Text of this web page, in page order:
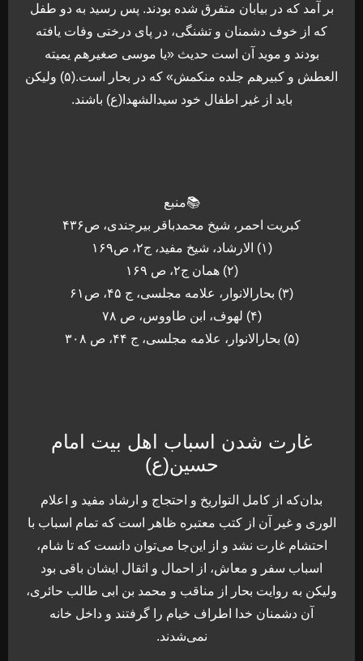
بر آمد که در بیابان متفرق شده بودند. پس رسید به دو طفل
که از خوف دشمنان و تشنگی، در پای درختی وفات یافته
بودند و موید آن است حدیث «یا موسی صغیرهم یمیته
العطش و کبیرهم جلده منکمش» که در بحار است.(۵) ولیکن
باید از غیر اطفال خود سیدالشهدا(ع) باشند.
📚منبع
کبریت احمر، شیخ محمدباقر بیرجندی، ص۴۳۶
(۱) الارشاد، شیخ مفید، ج۲، ص۱۶۹
(۲) همان ج۲، ص ۱۶۹
(۳) بحارالانوار، علامه مجلسی، ج ۴۵، ص۶۱
(۴) لهوف، ابن طاووس، ص ۷۸
(۵) بحارالانوار، علامه مجلسی، ج ۴۴، ص ۳۰۸
غارت شدن اسباب اهل بیت امام
حسین(ع)
بدان‌که از کامل التواریخ و احتجاج و ارشاد مفید و اعلام
الوری و غیر آن از کتب معتبره ظاهر است که تمام اسباب با
احتشام غارت نشد و از این‌جا می‌توان دانست که تا شام،
اسباب سفر و معاش، از احمال و اثقال ایشان باقی بود
ولیکن به روایت بحار از مناقب و محمد بن ابی طالب حائری،
آن دشمنان خدا اطراف خیام را گرفتند و داخل خانه
نمی‌شدند.